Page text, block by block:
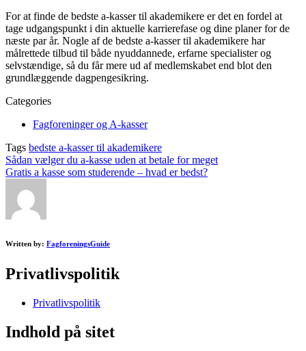
For at finde de bedste a-kasser til akademikere er det en fordel at
tage udgangspunkt i din aktuelle karrierefase og dine planer for de
næste par år. Nogle af de bedste a-kasser til akademikere har
målrettede tilbud til både nyuddannede, erfarne specialister og
selvstændige, så du får mere ud af medlemskabet end blot den
grundlæggende dagpengesikring.
Categories
Fagforeninger og A-kasser
Tags bedste a-kasser til akademikere
Post
navigation
Sådan vælger du a-kasse uden at betale for meget
Gratis a kasse som studerende – hvad er bedst?
Written by: FagforeningsGuide
Privatlivspolitik
Privatlivspolitik
Indhold på sitet